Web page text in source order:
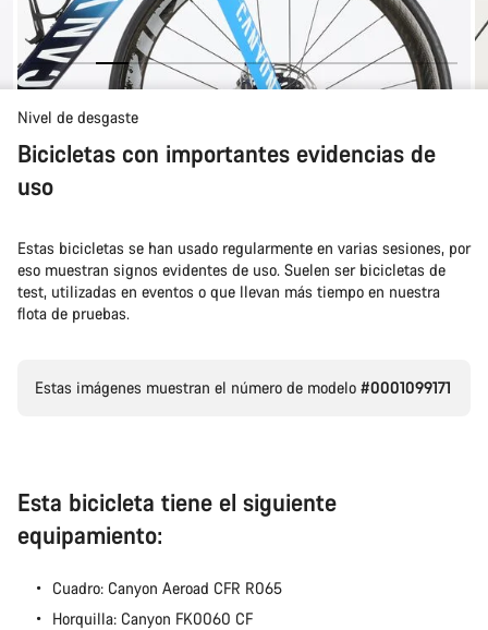
Nivel de desgaste
Bicicletas con importantes evidencias de
uso
Estas bicicletas se han usado regularmente en varias sesiones, por
eso muestran signos evidentes de uso. Suelen ser bicicletas de
test, utilizadas en eventos o que llevan más tiempo en nuestra
flota de pruebas.
Estas imágenes muestran el número de modelo #0001099171
Esta bicicleta tiene el siguiente
equipamiento:
Cuadro: Canyon Aeroad CFR R065
Horquilla: Canyon FK0060 CF